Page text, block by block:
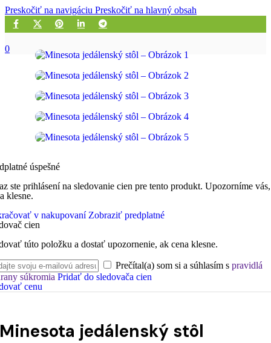
Preskočiť na navigáciu Preskočiť na hlavný obsah
0
úspešné
ste prihlásení na sledovanie cien pre tento produkt. Upozorníme
klesne.
v nakupovaní Zobraziť predplatné
cien
túto položku a dostať upozornenie, ak cena klesne.
Prečítal(a) som si a súhlasím s pravidlá
súkromia Pridať do sledovača cien
cenu
Minesota jedálenský stôl